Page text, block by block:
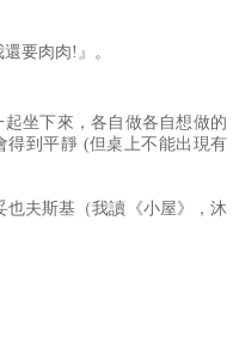
要肉肉!』。
坐下來，各自做各自想做的
得到平靜 (但桌上不能出現有
夫斯基（我讀《小屋》，沐